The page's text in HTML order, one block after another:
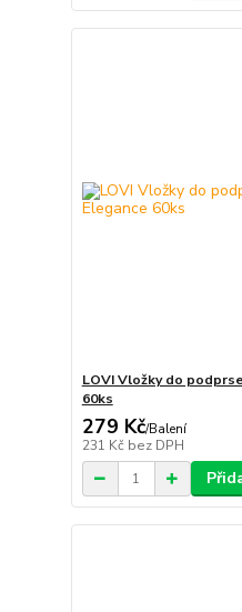
LOVI Vložky do
60ks
279 Kč/Balení
231 Kč bez DPH